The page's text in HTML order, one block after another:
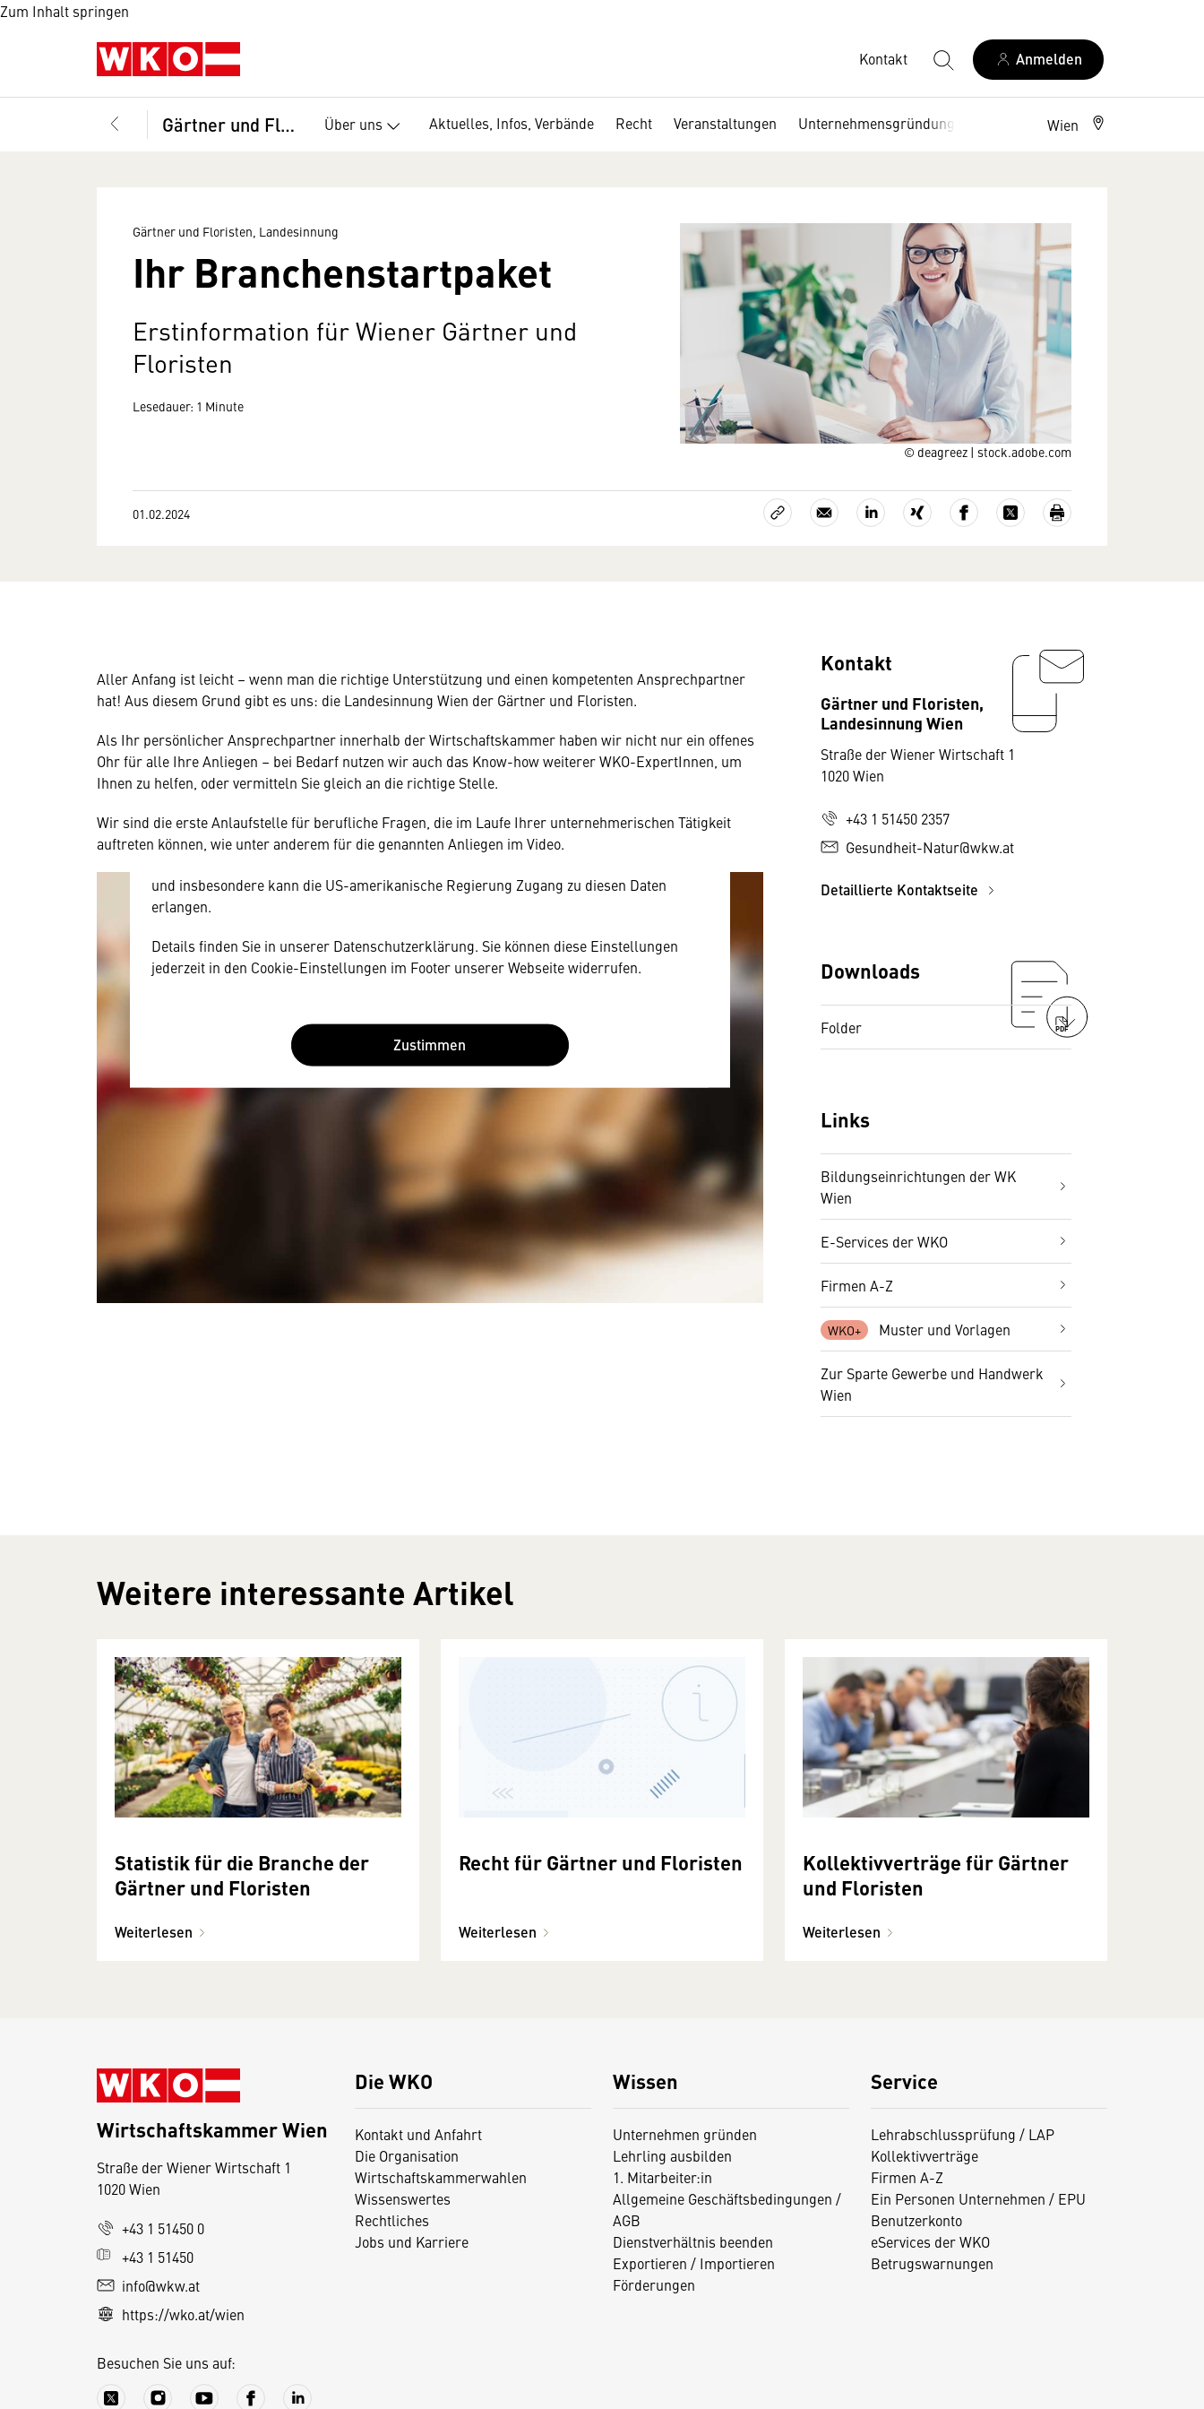
Zum Inhalt springen
Kontakt Anmelden
Gärtner und Floristen, Landesinnung Über uns Aktuelles, Infos, Verbände Recht Veranstaltungen Unternehmensgründung Wien
© deagreez | stock.adobe.com
Gärtner und Floristen, Landesinnung
Ihr Branchenstartpaket
Erstinformation für Wiener Gärtner und
Floristen
Lesedauer: 1 Minute
01.02.2024
Aller Anfang ist leicht – wenn man die richtige Unterstützung und einen kompetenten Ansprechpartner
hat! Aus diesem Grund gibt es uns: die Landesinnung Wien der Gärtner und Floristen.
Als Ihr persönlicher Ansprechpartner innerhalb der Wirtschaftskammer haben wir nicht nur ein offenes
Ohr für alle Ihre Anliegen – bei Bedarf nutzen wir auch das Know-how weiterer WKO-ExpertInnen, um
Ihnen zu helfen, oder vermitteln Sie gleich an die richtige Stelle.
Wir sind die erste Anlaufstelle für berufliche Fragen, die im Laufe Ihrer unternehmerischen Tätigkeit
auftreten können, wie unter anderem für die genannten Anliegen im Video.
Wir benötigen Ihre Zustimmung
allerdings Ihre Zustimmung, da Ihr Browser personenbezogene technische Daten zu
Geräten und Nutzerverhalten mitunter mit US-amerikanischen Anbietern austauscht.
und insbesondere kann die US-amerikanische Regierung Zugang zu diesen Daten
erlangen.
Details finden Sie in unserer Datenschutzerklärung. Sie können diese Einstellungen
jederzeit in den Cookie-Einstellungen im Footer unserer Webseite widerrufen.
Zustimmen
Kontakt
Gärtner und Floristen,
Landesinnung Wien
Straße der Wiener Wirtschaft 1
1020 Wien
+43 1 51450 2357
Gesundheit-Natur@wkw.at
Detaillierte Kontaktseite
Downloads
Folder PDF
Links
Bildungseinrichtungen der WK
Wien
E-Services der WKO
Firmen A-Z
Muster und Vorlagen
Zur Sparte Gewerbe und Handwerk
Wien
Weitere interessante Artikel
Statistik für die Branche der
Gärtner und Floristen
Weiterlesen
Recht für Gärtner und Floristen
Weiterlesen
Kollektivverträge für Gärtner
und Floristen
Weiterlesen
Die WKO
Kontakt und Anfahrt
Die Organisation
Wirtschaftskammerwahlen
Wissenswertes
Rechtliches
Jobs und Karriere
Wissen
Unternehmen gründen
Lehrling ausbilden
1. Mitarbeiter:in
Allgemeine Geschäftsbedingungen /
AGB
Dienstverhältnis beenden
Exportieren / Importieren
Förderungen
Service
Lehrabschlussprüfung / LAP
Kollektivverträge
Firmen A-Z
Ein Personen Unternehmen / EPU
Benutzerkonto
eServices der WKO
Betrugswarnungen
Wirtschaftskammer Wien
Straße der Wiener Wirtschaft 1
1020 Wien
+43 1 51450 0
+43 1 51450
info@wkw.at
https://wko.at/wien
Besuchen Sie uns auf: